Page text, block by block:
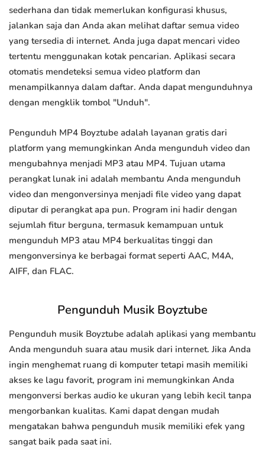
sederhana dan tidak memerlukan konfigurasi khusus,
jalankan saja dan Anda akan melihat daftar semua video
yang tersedia di internet. Anda juga dapat mencari video
tertentu menggunakan kotak pencarian. Aplikasi secara
otomatis mendeteksi semua video platform dan
menampilkannya dalam daftar. Anda dapat mengunduhnya
dengan mengklik tombol "Unduh".
Pengunduh MP4 Boyztube adalah layanan gratis dari
platform yang memungkinkan Anda mengunduh video dan
mengubahnya menjadi MP3 atau MP4. Tujuan utama
perangkat lunak ini adalah membantu Anda mengunduh
video dan mengonversinya menjadi file video yang dapat
diputar di perangkat apa pun. Program ini hadir dengan
sejumlah fitur berguna, termasuk kemampuan untuk
mengunduh MP3 atau MP4 berkualitas tinggi dan
mengonversinya ke berbagai format seperti AAC, M4A,
AIFF, dan FLAC.
Pengunduh Musik Boyztube
Pengunduh musik Boyztube adalah aplikasi yang membantu
Anda mengunduh suara atau musik dari internet. Jika Anda
ingin menghemat ruang di komputer tetapi masih memiliki
akses ke lagu favorit, program ini memungkinkan Anda
mengonversi berkas audio ke ukuran yang lebih kecil tanpa
mengorbankan kualitas. Kami dapat dengan mudah
mengatakan bahwa pengunduh musik memiliki efek yang
sangat baik pada saat ini.